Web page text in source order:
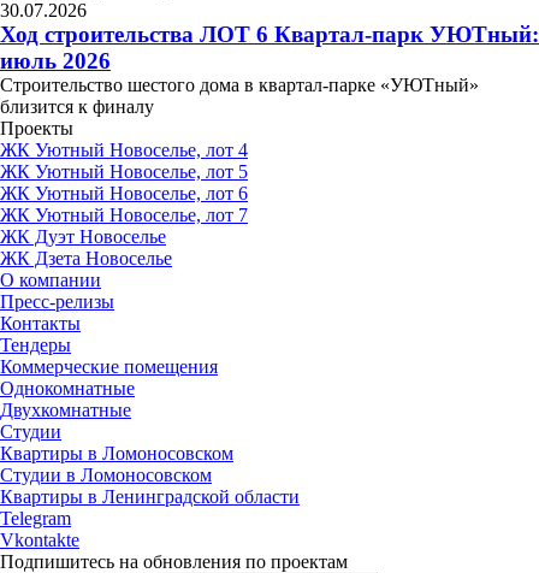
30.07.2026
Ход строительства ЛОТ 6 Квартал-парк УЮТный:
июль 2026
Строительство шестого дома в квартал-парке «УЮТный»
близится к финалу
Проекты
ЖК Уютный Новоселье, лот 4
ЖК Уютный Новоселье, лот 5
ЖК Уютный Новоселье, лот 6
ЖК Уютный Новоселье, лот 7
ЖК Дуэт Новоселье
ЖК Дзета Новоселье
О компании
Пресс-релизы
Контакты
Тендеры
Коммерческие помещения
Однокомнатные
Двухкомнатные
Студии
Квартиры в Ломоносовском
Студии в Ломоносовском
Квартиры в Ленинградской области
Telegram
Vkontakte
Подпишитесь на обновления по проектам